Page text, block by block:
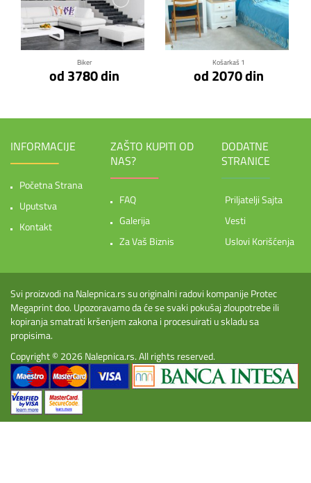
Biker
od 3780 din
Klikni za detalje
Košarkaš 1
od 2070 din
Klikni za detalje
INFORMACIJE
Početna Strana
Uputstva
Kontakt
ZAŠTO KUPITI OD
NAS?
FAQ
Galerija
Za Vaš Biznis
DODATNE
STRANICE
Priljatelji Sajta
Vesti
Uslovi Korišćenja
Svi proizvodi na Nalepnica.rs su originalni radovi kompanije Protec
Megaprint doo. Upozoravamo da će se svaki pokušaj zloupotrebe ili
kopiranja smatrati kršenjem zakona i procesuirati u skladu sa
propisima.
Copyright © 2026Nalepnica.rs. All rights reserved.